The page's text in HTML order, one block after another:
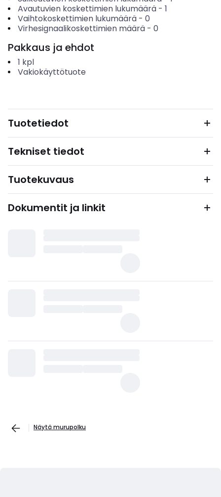
Avautuvien koskettimien lukumäärä- 1
Vaihtokoskettimien lukumäärä- 0
Virhesignaalikoskettimien määrä- 0
Pakkaus ja ehdot
1 kpl
Vakiokäyttötuote
Tuotetiedot
Tekniset tiedot
Tuotekuvaus
Dokumentit ja linkit
Näytä murupolku